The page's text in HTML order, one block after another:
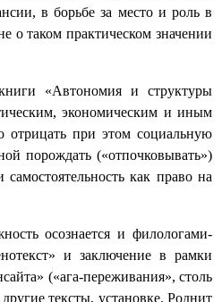
в борьбе за место и роль в
о таком практическом значении
«Автономия и структуры
экономическим и иным
отрицать при этом социальную
порождать («отпочковывать»)
как право на
осознается и филологами-
и заключение в рамки
(«ага-переживания», столь
тексты, установке. Роднит